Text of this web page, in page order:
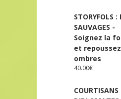
STORYFOLS :
SAUVAGES -
Soignez la
et
ombres
40.00€
COURTISANS